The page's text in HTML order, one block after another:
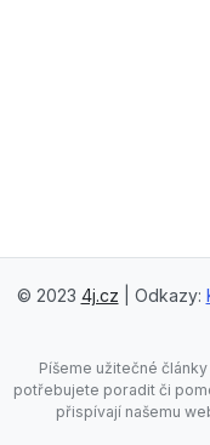
© 2023 4j.cz | Odkazy:
Píšeme užitečné
potřebujete poradit či
přispívají našemu